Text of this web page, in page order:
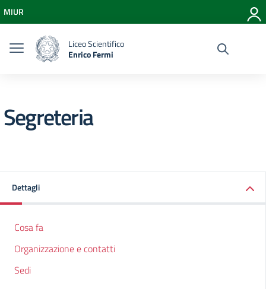
Vai al menu di navigazione
Vai al footer
MIUR
Liceo Scientifico
Enrico Fermi
Segreteria
Dettagli
Cosa fa
Organizzazione e contatti
Sedi